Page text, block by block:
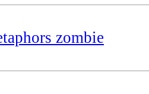
zombie